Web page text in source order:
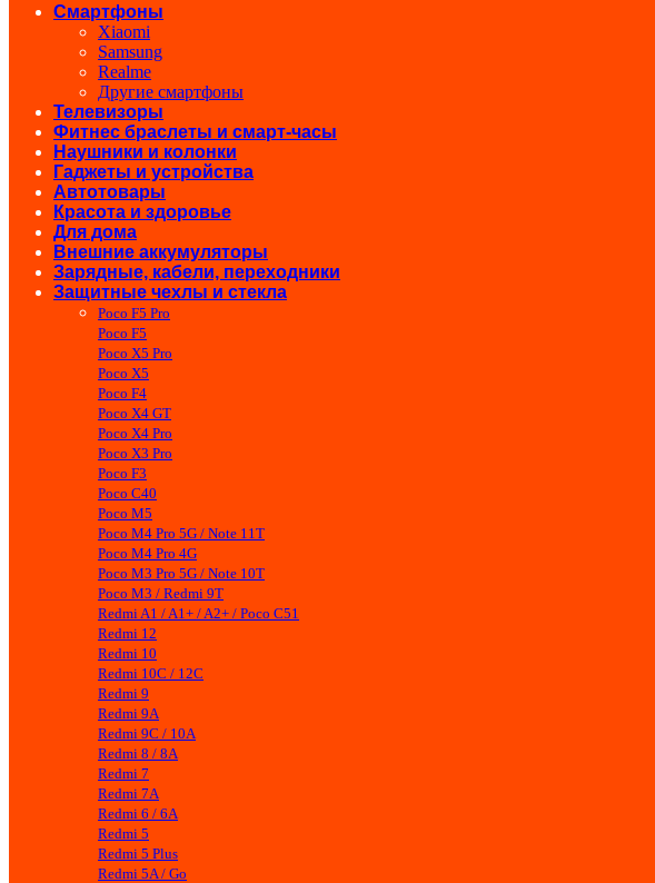
Смартфоны
Xiaomi
Samsung
Realme
Другие смартфоны
Телевизоры
Фитнес браслеты и смарт-часы
Наушники и колонки
Гаджеты и устройства
Автотовары
Красота и здоровье
Для дома
Внешние аккумуляторы
Зарядные, кабели, переходники
Защитные чехлы и стекла
Poco F5 Pro
Poco F5
Poco X5 Pro
Poco X5
Poco F4
Poco X4 GT
Poco X4 Pro
Poco X3 Pro
Poco F3
Poco C40
Poco M5
Poco M4 Pro 5G / Note 11T
Poco M4 Pro 4G
Poco M3 Pro 5G / Note 10T
Poco M3 / Redmi 9T
Redmi A1 / A1+ / A2+ / Poco C51
Redmi 12
Redmi 10
Redmi 10C / 12C
Redmi 9
Redmi 9A
Redmi 9C / 10A
Redmi 8 / 8A
Redmi 7
Redmi 7A
Redmi 6 / 6A
Redmi 5
Redmi 5 Plus
Redmi 5A / Go